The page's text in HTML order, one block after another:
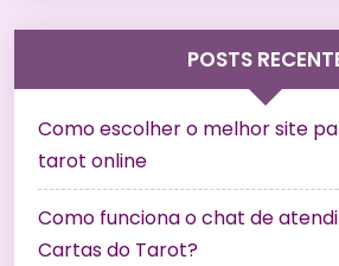
POSTS
Como escolher o melhor site
tarot online
Como funciona o chat de
Cartas do Tarot?